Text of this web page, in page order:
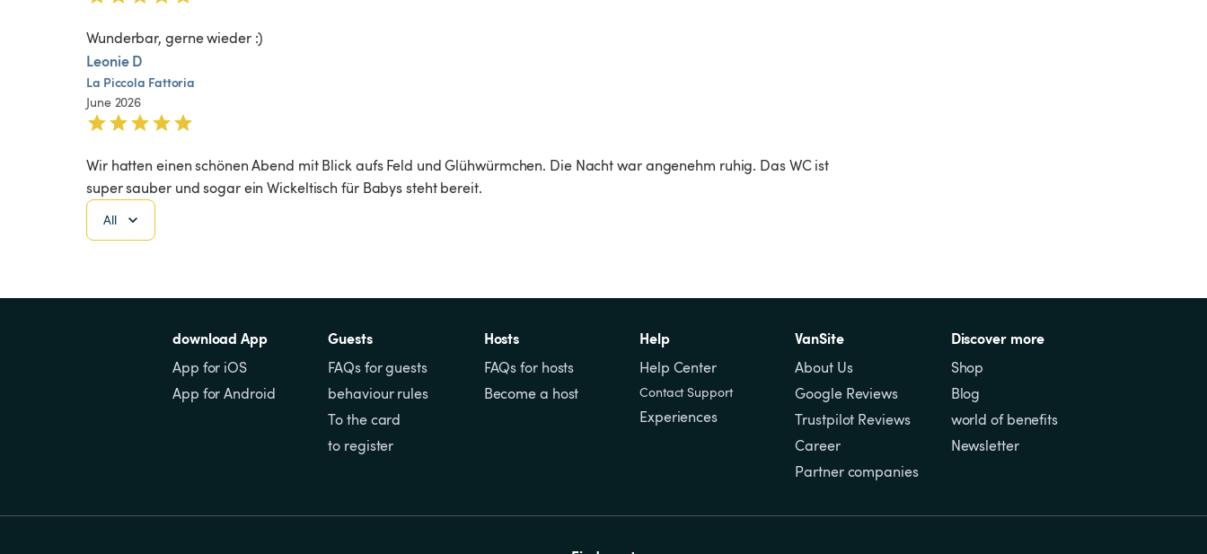
Wunderbar, gerne wieder :)
Leonie D
La Piccola Fattoria
June 2026
Wir hatten einen schönen Abend mit Blick aufs Feld und Glühwürmchen. Die Nacht war angenehm ruhig. Das WC ist
super sauber und sogar ein Wickeltisch für Babys steht bereit.
All
download App
App for iOS
App for Android
Guests
FAQs for guests
behaviour rules
To the card
to register
Hosts
FAQs for hosts
Become a host
Help
Help Center
Contact Support
Experiences
VanSite
About Us
Google Reviews
Trustpilot Reviews
Career
Partner companies
Discover more
Shop
Blog
world of benefits
Newsletter